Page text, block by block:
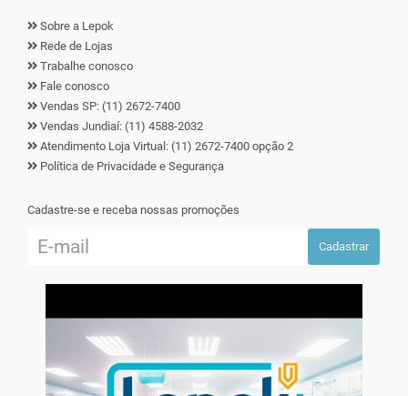
Sobre a Lepok
Rede de Lojas
Trabalhe conosco
Fale conosco
Vendas SP: (11) 2672-7400
Vendas Jundiaí: (11) 4588-2032
Atendimento Loja Virtual: (11) 2672-7400 opção 2
Política de Privacidade e Segurança
Cadastre-se e receba nossas promoções
Cadastrar